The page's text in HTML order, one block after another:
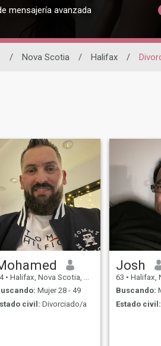
mensajería avanzada
/ Nova Scotia / Halifax /
• Halifax, Nova Scotia, Canadá
Mujer 28 - 49
civil: Divorciado/a
Josh
63 • Halifax,
Buscando:
Estado civil: